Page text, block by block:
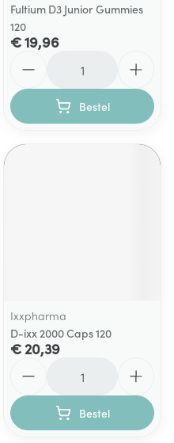
Fultium D3 Junior Gummies
120
€ 19,96
Bestel
Ixxpharma
D-ixx 2000 Caps 120
€ 20,39
Bestel